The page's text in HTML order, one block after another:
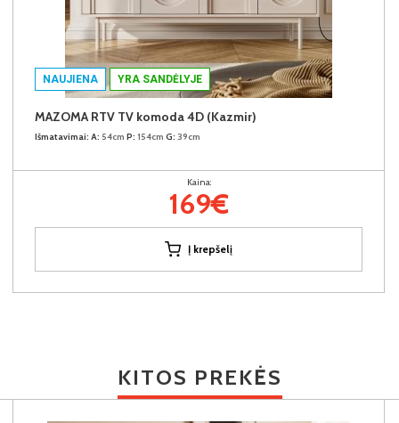
NAUJIENA YRA SANDĖLYJE
MAZOMA RTV TV komoda 4D (Kazmir)
Išmatavimai: A: 54cm P: 154cm G: 39cm
Kaina:
169€
Į krepšelį
KITOS PREKĖS